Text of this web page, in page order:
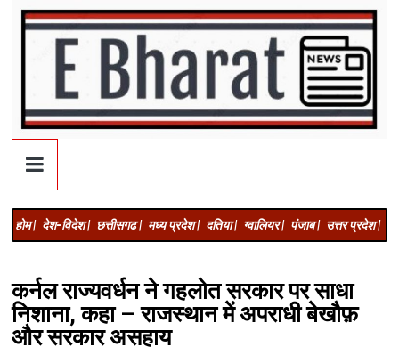
होम | देश-विदेश | छत्तीसगढ | मध्य प्रदेश | दतिया | ग्वालियर | पंजाब | उत्तर प्रदेश |
कर्नल राज्यवर्धन ने गहलोत सरकार पर साधा
निशाना, कहा – राजस्थान में अपराधी बेखौफ़
और सरकार असहाय